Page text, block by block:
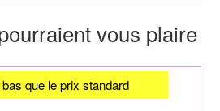
vous plaire
que le prix standard